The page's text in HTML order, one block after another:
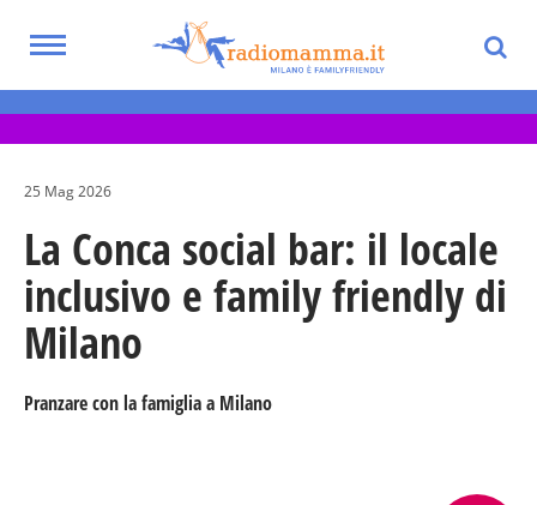
main
Toggle
Eventi per bambini, ragazzi e adolescenti
nella Città Metropolitana di Milano
25 Mag 2026
La Conca social bar: il locale
inclusivo e family friendly di
Milano
Pranzare con la famiglia a Milano